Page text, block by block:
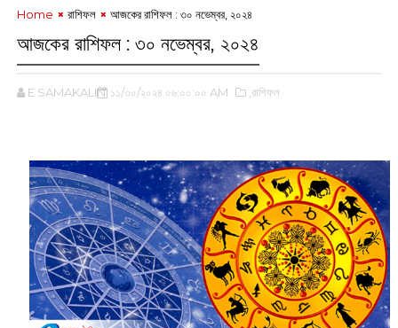
Home রাশিফল আজকের রাশিফল : ৩০ নভেম্বর, ২০২৪
আজকের রাশিফল : ৩০ নভেম্বর, ২০২৪
E SAMAKALIN ১১/৩০/২০২৪ ০৬:০০:০০ AM ,রাশিফল